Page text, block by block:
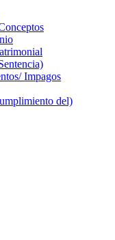
Impagos
del)